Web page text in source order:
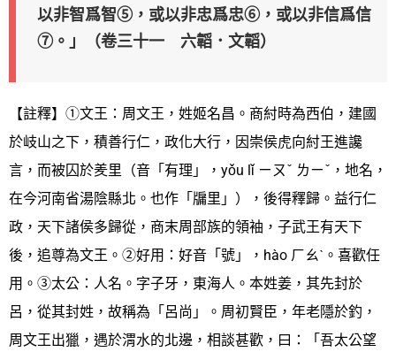
以非智爲智⑤，或以非忠爲忠⑥，或以非信爲信
⑦。」（卷三十一 六韜．文韜）
【註釋】①文王：周文王，姓姬名昌。商紂時為西伯，建國
於岐山之下，積善行仁，政化大行，因崇侯虎向紂王進讒
言，而被囚於羑里（音「有理」，yǒu lǐ ㄧㄡˇ ㄌㄧˇ，地名，
在今河南省湯陰縣北。也作「牖里」），後得釋歸。益行仁
政，天下諸侯多歸從，商末周部族的領袖，子武王有天下
後，追尊為文王。②好用：好音「號」，hào ㄏㄠˋ。喜歡任
用。③太公：人名。字子牙，東海人。本姓姜，其先封於
呂，從其封姓，故稱為「呂尚」。周初賢臣，年老隱於釣，
周文王出獵，遇於渭水的北邊，相談甚歡，曰：「吾太公望